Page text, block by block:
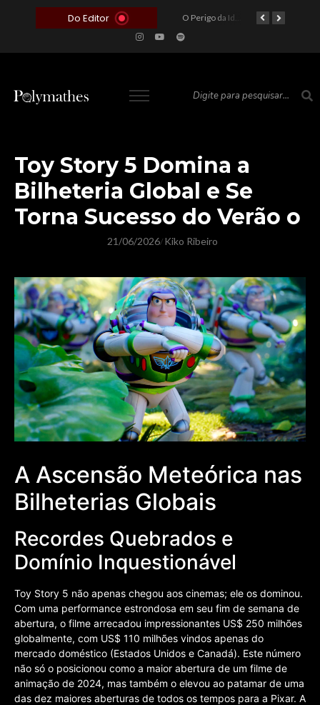
Do Editor
O Voto como Moeda: Clientelismo e o Analfabetismo Funcional Político no Brasil O Perigo da Ideologia Desenfreada na Justiça: Quando a Pauta Política Substitui a Pena Criminal
Toy Story 5 Domina a
Bilheteria Global e Se
Torna Sucesso do Verão o
21/06/2026/ Kiko Ribeiro
A Ascensão Meteórica nas
Bilheterias Globais
Recordes Quebrados e
Domínio Inquestionável
Toy Story 5 não apenas chegou aos cinemas; ele os dominou.
Com uma performance estrondosa em seu fim de semana de
abertura, o filme arrecadou impressionantes US$ 250 milhões
globalmente, com US$ 110 milhões vindos apenas do
mercado doméstico (Estados Unidos e Canadá). Este número
não só o posicionou como a maior abertura de um filme de
animação de 2024, mas também o elevou ao patamar de uma
das dez maiores aberturas de todos os tempos para a Pixar. A